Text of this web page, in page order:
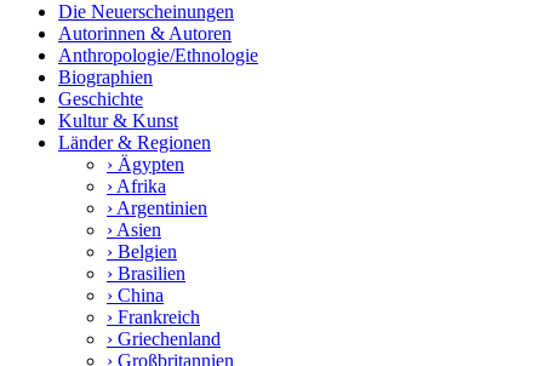
Die Neuerscheinungen
Autorinnen & Autoren
Anthropologie/Ethnologie
Biographien
Geschichte
Kultur & Kunst
Länder & Regionen
› Ägypten
› Afrika
› Argentinien
› Asien
› Belgien
› Brasilien
› China
› Frankreich
› Griechenland
› Großbritannien